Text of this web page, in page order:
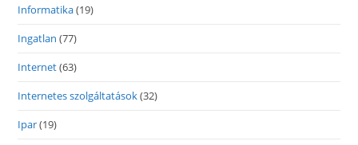
Informatika(19)
Ingatlan (77)
Internet(63)
Internetes szolgáltatások(32)
Ipar(19)